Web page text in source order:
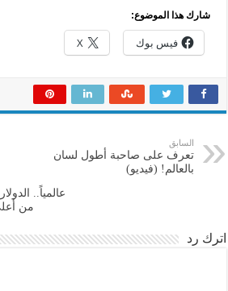
شارك هذا الموضوع:
فيس بوك X
السابق
تعرف على صاحبة أطول لسان
بالعالم! (فيديو)
عالمياً..
من أعلى
اترك رد